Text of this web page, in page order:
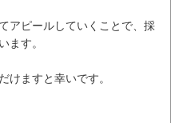
アピールしていくことで、採
ます。
けますと幸いです。